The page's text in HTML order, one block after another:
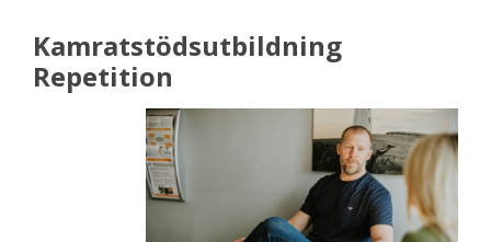
Kamratstödsutbildning
Repetition